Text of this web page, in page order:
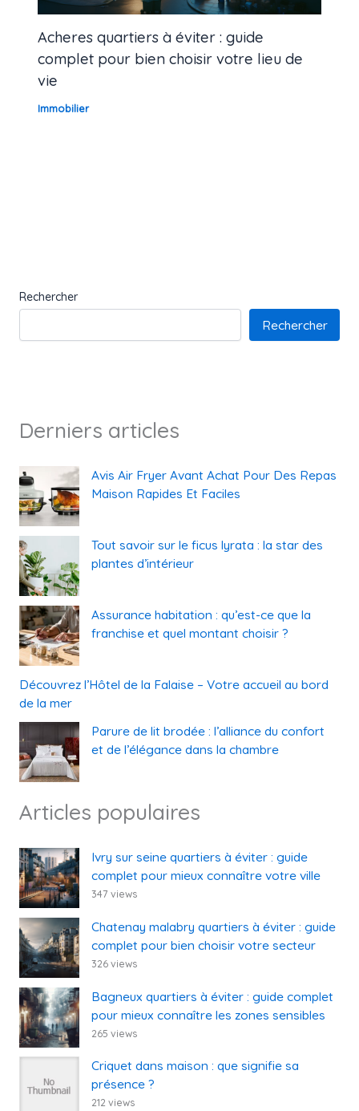
Acheres quartiers à éviter : guide
complet pour bien choisir votre lieu de
vie
Immobilier
Rechercher
Rechercher
Derniers articles
Avis Air Fryer Avant Achat Pour Des Repas
Maison Rapides Et Faciles
Tout savoir sur le ficus lyrata : la star des
plantes d’intérieur
Assurance habitation : qu’est-ce que la
franchise et quel montant choisir ?
Découvrez l’Hôtel de la Falaise – Votre accueil au bord
de la mer
Parure de lit brodée : l’alliance du confort
et de l’élégance dans la chambre
Articles populaires
Ivry sur seine quartiers à éviter : guide
complet pour mieux connaître votre ville
347 views
Chatenay malabry quartiers à éviter : guide
complet pour bien choisir votre secteur
326 views
Bagneux quartiers à éviter : guide complet
pour mieux connaître les zones sensibles
265 views
Criquet dans maison : que signifie sa
présence ?
212 views